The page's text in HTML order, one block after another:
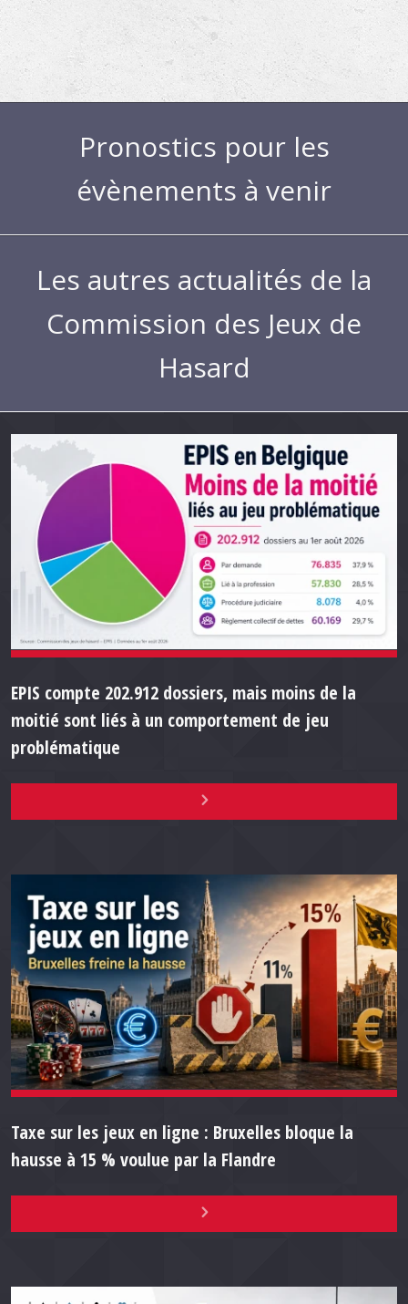
Pronostics pour les
évènements à venir
Les autres actualités de la
Commission des Jeux de
Hasard
EPIS compte 202.912 dossiers, mais moins de la
moitié sont liés à un comportement de jeu
problématique
Taxe sur les jeux en ligne : Bruxelles bloque la
hausse à 15 % voulue par la Flandre